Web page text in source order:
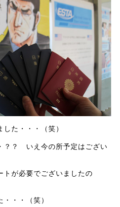
た・・・（笑）
？？ いえ今の所予定はござい
トが必要でございましたの
・・（笑）